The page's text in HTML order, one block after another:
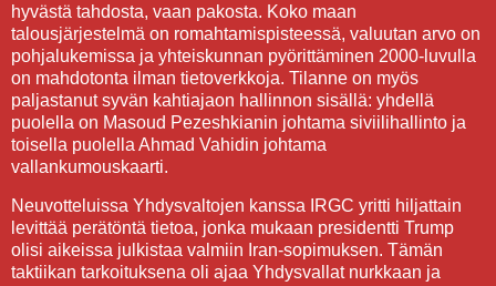
hyvästä tahdosta, vaan pakosta. Koko maan
talousjärjestelmä on romahtamispisteessä, valuutan arvo on
pohjalukemissa ja yhteiskunnan pyörittäminen 2000-luvulla
on mahdotonta ilman tietoverkkoja. Tilanne on myös
paljastanut syvän kahtiajaon hallinnon sisällä: yhdellä
puolella on Masoud Pezeshkianin johtama siviilihallinto ja
toisella puolella Ahmad Vahidin johtama
vallankumouskaarti.
Neuvotteluissa Yhdysvaltojen kanssa IRGC yritti hiljattain
levittää perätöntä tietoa, jonka mukaan presidentti Trump
olisi aikeissa julkistaa valmiin Iran-sopimuksen. Tämän
taktiikan tarkoituksena oli ajaa Yhdysvallat nurkkaan ja